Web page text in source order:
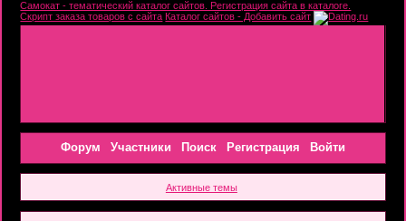
Самокат - тематический каталог сайтов. Регистрация сайта в каталоге.
Скрипт заказа товаров с сайта Каталог сайтов - Добавить сайт
Форум Участники Поиск Регистрация Войти
Активные темы